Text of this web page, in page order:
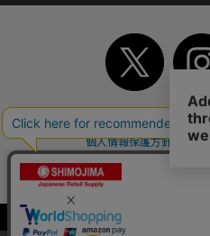
当サイトはクッキー（Cookie）を使用
TOP 初めてご利用のお客様へ
個人情報保護方針
特
よくあるご質問
お問い合わ
サイトマップ
Copyright© 2018 SHIMOJIMA